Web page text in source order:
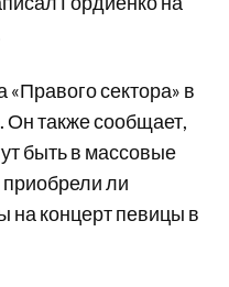
сектора» в
Он также сообщает,
быть в массовые
ли
на концерт певицы в